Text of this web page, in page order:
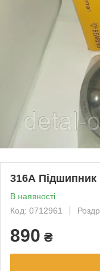
316А Підшипник
В наявності
Код: 0712961
890 ₴